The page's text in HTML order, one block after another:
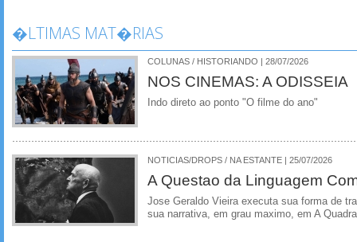
�LTIMAS MAT�RIAS
COLUNAS / HISTORIANDO | 28/07/2026
NOS CINEMAS: A ODISSEIA
Indo direto ao ponto "O filme do ano"
NOTICIAS/DROPS / NA ESTANTE | 25/07/2026
A Questao da Linguagem
Jose Geraldo Vieira executa sua forma de
sua narrativa, em grau maximo, em A